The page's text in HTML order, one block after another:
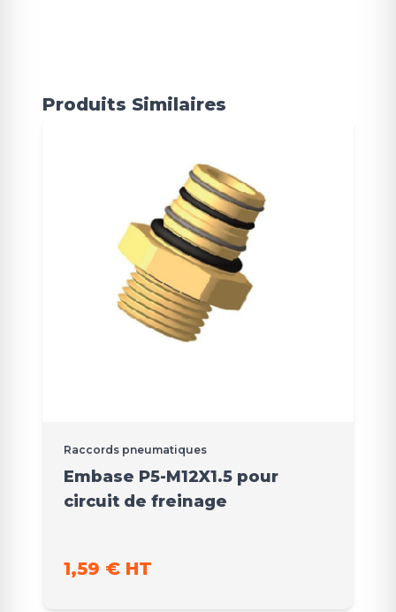
Produits Similaires
Raccords pneumatiques
Embase P5-M12X1.5 pour
circuit de freinage
1,59 € HT